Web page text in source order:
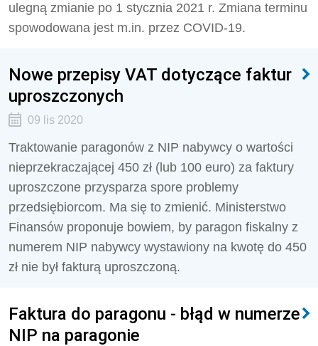
ulegną zmianie po 1 stycznia 2021 r. Zmiana terminu
spowodowana jest m.in. przez COVID-19.
Nowe przepisy VAT dotyczące faktur
uproszczonych
09 lis 2020
Traktowanie paragonów z NIP nabywcy o wartości
nieprzekraczającej 450 zł (lub 100 euro) za faktury
uproszczone przysparza spore problemy
przedsiębiorcom. Ma się to zmienić. Ministerstwo
Finansów proponuje bowiem, by paragon fiskalny z
numerem NIP nabywcy wystawiony na kwotę do 450
zł nie był fakturą uproszczoną.
Faktura do paragonu - błąd w numerze
NIP na paragonie